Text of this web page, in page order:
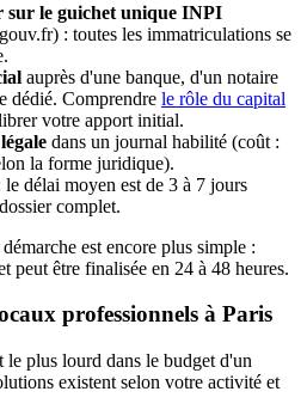
sur le guichet unique INPI
: toutes les immatriculations se
auprès d'une banque, d'un notaire
dédié. Comprendre le rôle du capital
votre apport initial.
dans un journal habilité (coût :
la forme juridique).
le délai moyen est de 3 à 7 jours
complet.
est encore plus simple :
peut être finalisée en 24 à 48 heures.
professionnels à Paris
le plus lourd dans le budget d'un
existent selon votre activité et